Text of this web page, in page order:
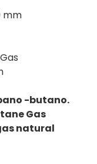
mm
-butano.
Gas
natural